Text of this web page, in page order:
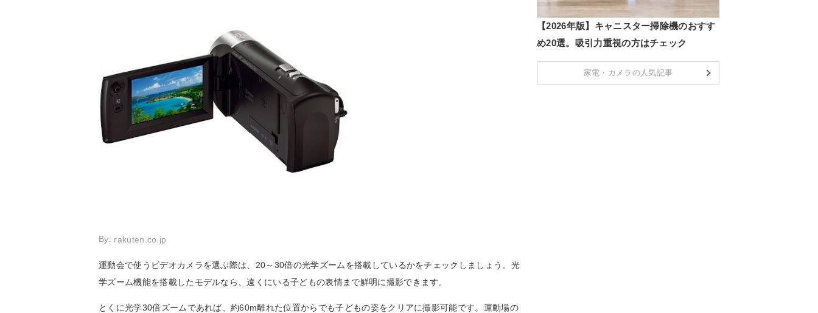
By: rakuten.co.jp
運動会で使うビデオカメラを選ぶ際は、20～30倍の光学ズームを搭載しているかをチェックしましょう。光
学ズーム機能を搭載したモデルなら、遠くにいる子どもの表情まで鮮明に撮影できます。
とくに光学30倍ズームであれば、約60m離れた位置からでも子どもの姿をクリアに撮影可能です。運動場の
【2026年版】キャニスター掃除機のおすす
め20選。吸引力重視の方はチェック
家電・カメラの人気記事